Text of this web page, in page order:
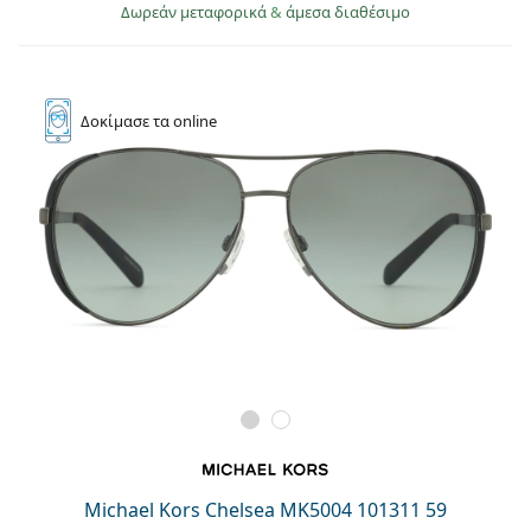
Δωρεάν μεταφορικά& άμεσα διαθέσιμο
Δοκίμασετα online
Michael Kors Chelsea MK5004 101311 59